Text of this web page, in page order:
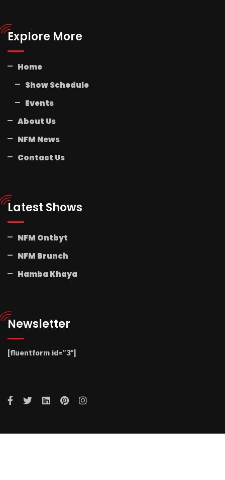
Explore More
Home
Show Schedule
Events
About Us
NFM News
Contact Us
Latest Shows
NFM Ontbyt
NFM Brunch
Hamba Khaya
Newsletter
[fluentform id=”3″]